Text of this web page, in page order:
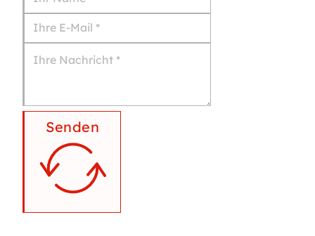
Senden